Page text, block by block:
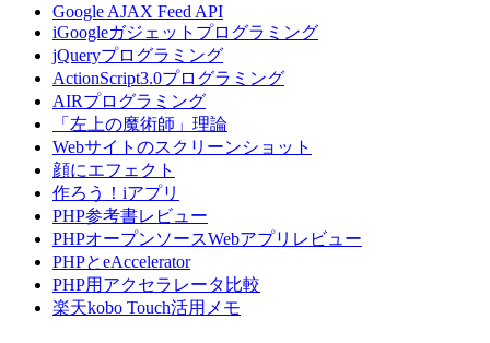
Google AJAX Feed API
iGoogleガジェットプログラミング
jQueryプログラミング
ActionScript3.0プログラミング
AIRプログラミング
「左上の魔術師」理論
Webサイトのスクリーンショット
顔にエフェクト
作ろう！iアプリ
PHP参考書レビュー
PHPオープンソースWebアプリレビュー
PHPとeAccelerator
PHP用アクセラレータ比較
楽天kobo Touch活用メモ